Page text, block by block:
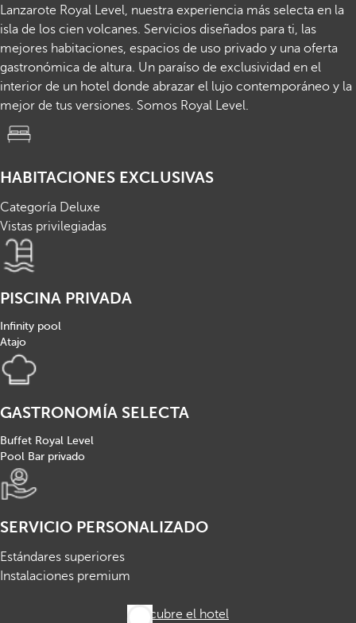
Lanzarote Royal Level, nuestra experiencia más selecta en la
isla de los cien volcanes. Servicios diseñados para ti, las
mejores habitaciones, espacios de uso privado y una oferta
gastronómica de altura. Un paraíso de exclusividad en el
interior de un hotel donde abrazar el lujo contemporáneo y la
mejor de tus versiones. Somos Royal Level.
HABITACIONES EXCLUSIVAS
Categoría Deluxe
Vistas privilegiadas
PISCINA PRIVADA
Infinity pool
Atajo
GASTRONOMÍA SELECTA
Buffet Royal Level
Pool Bar privado
SERVICIO PERSONALIZADO
Estándares superiores
Instalaciones premium
Descubre el hotel